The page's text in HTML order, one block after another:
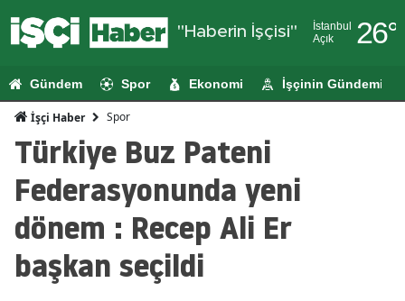
"Haberin İşçisi"
İstanbul
Açık
26°
Adıyaman
Gündem Spor Ekonomi İşçinin Gündemi
İşçi Haber Spor
Türkiye Buz Pateni
Federasyonunda yeni
dönem : Recep Ali Er
başkan seçildi